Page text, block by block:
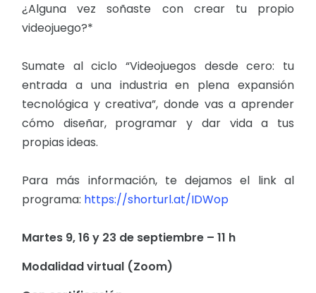
¿Alguna vez soñaste con crear tu propio
videojuego?*
Sumate al ciclo “Videojuegos desde cero: tu
entrada a una industria en plena expansión
tecnológica y creativa”, donde vas a aprender
cómo diseñar, programar y dar vida a tus
propias ideas.
Para más información, te dejamos el link al
programa: https://shorturl.at/IDWop
Martes 9, 16 y 23 de septiembre – 11 h
Modalidad virtual (Zoom)